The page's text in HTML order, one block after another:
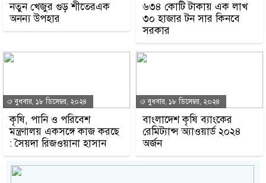
নতুন খেজুর গুড় শীতেরএক
অনন্য উপহার
৬৩৪ কোটি টাকায় এক লাখ
৩০ হাজার টন সার কিনবে
সরকার
বুধবার, ১৮ ডিসেম্বর, ২০২৪
কৃষি, পানি ও পরিবেশ
মন্ত্রণালয় একসঙ্গে কাজ করছে
: সৈয়দা রিজওয়ানা হাসান
বুধবার, ১৮ ডিসেম্বর, ২০২৪
বাংলাদেশ কৃষি ব্যাংকের
রেমিট্যান্স অ্যাওয়ার্ড ২০২৪
অর্জন